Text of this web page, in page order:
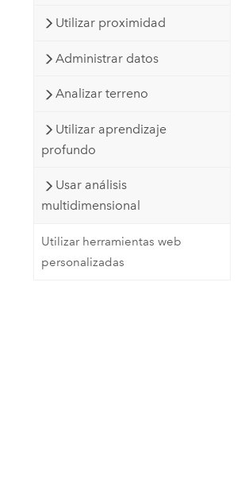
Utilizar proximidad
Administrar datos
Analizar terreno
Utilizar aprendizaje
profundo
Usar análisis
multidimensional
Utilizar herramientas web
personalizadas